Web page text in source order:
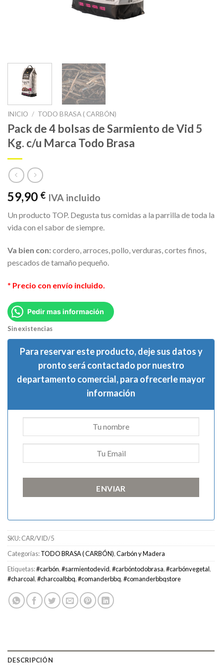
INICIO / TODO BRASA ( CARBÓN)
Pack de 4 bolsas de Sarmiento de Vid 5
Kg. c/u Marca Todo Brasa
59,90 € IVA incluido
Un producto TOP. Degusta tus comidas a la parrilla de toda la
vida con el sabor de siempre.
Va bien con:cordero, arroces, pollo, verduras, cortes finos,
pescados de tamaño pequeño.
* Precio con envío incluido.
Pedir mas información
Sin existencias
Para reservar este producto, deje sus datos y
pronto será contactado por nuestro
departamento comercial, para ofrecerle mayor
información
ENVIAR
SKU:CAR/VID/5
Categorías:TODO BRASA ( CARBÓN),Carbón y Madera
Etiquetas:#carbón,#sarmientodevid,#carbóntodobrasa,#carbónvegetal,
#charcoal,#charcoalbbq,#comanderbbq,#comanderbbqstore
DESCRIPCIÓN